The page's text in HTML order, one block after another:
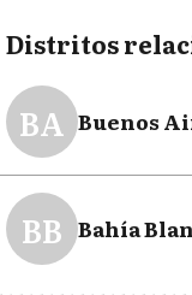
Distritos
BA Buenos
BB Bahía